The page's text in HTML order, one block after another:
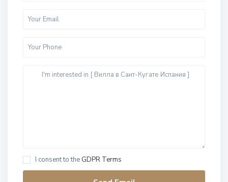
I consent to the GDPR Terms